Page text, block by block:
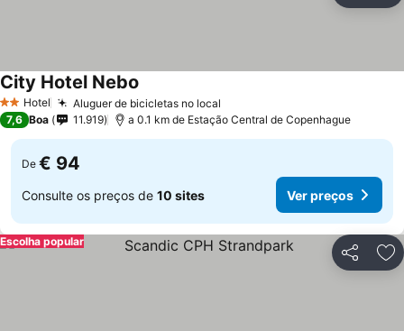
2 Estrelas
Hotel Aluguer de bicicletas no local
City Hotel Nebo
7,6 Boa 11.919 a 0.1 km de Estação Central de Copenhague
De € 94
Consulte os preços de 10 sites Ver preços
Partilhar
Escolha popular